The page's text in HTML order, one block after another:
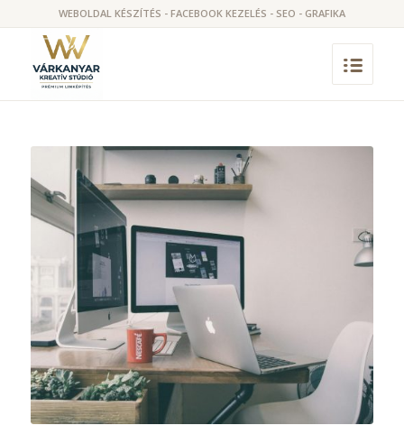
WEBOLDAL KÉSZÍTÉS - FACEBOOK KEZELÉS - SEO - GRAFIKA